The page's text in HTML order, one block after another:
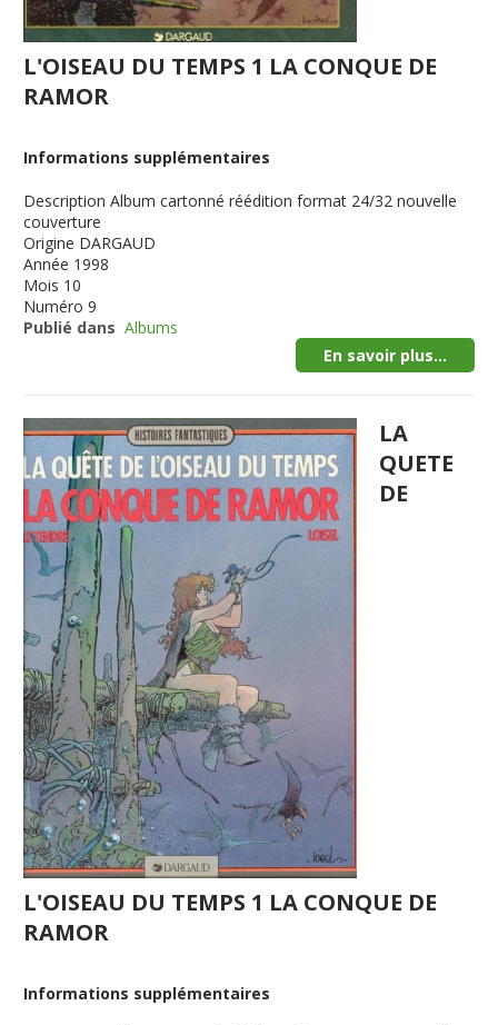
L'OISEAU DU TEMPS 1 LA CONQUE DE
RAMOR
Informations supplémentaires
Description Album cartonné réédition format 24/32 nouvelle
couverture
Origine DARGAUD
Année 1998
Mois 10
Numéro 9
Publié dans Albums
En savoir plus...
LA
QUETE
DE
L'OISEAU DU TEMPS 1 LA CONQUE DE
RAMOR
Informations supplémentaires